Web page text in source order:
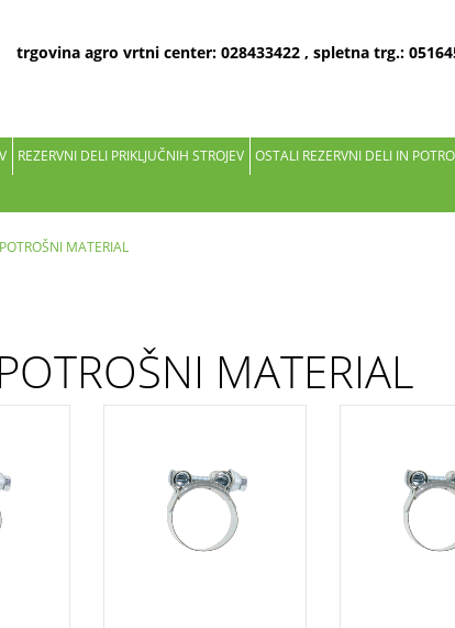
trgovina agro vrtni center: 028433422 , spletna trg.:
REZERVNI DELI PRIKLJUČNIH STROJEV OSTALI REZERVNI DELI IN
POTROŠNI MATERIAL
POTROŠNI MATERIAL